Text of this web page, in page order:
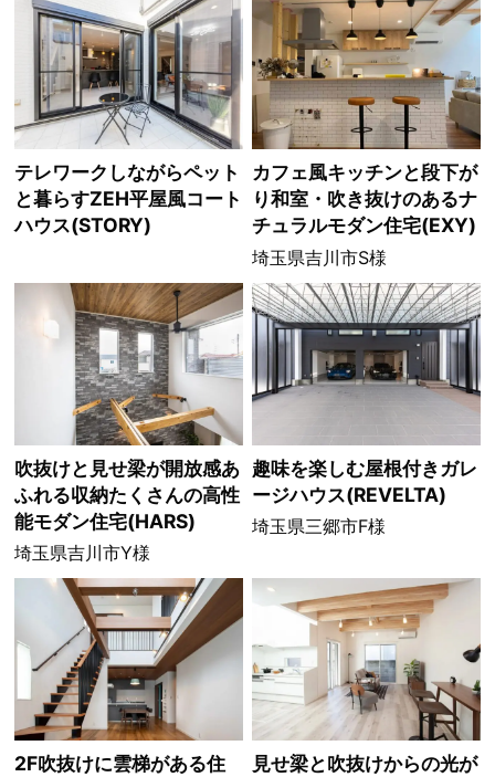
テレワークしながらペット
と暮らすZEH平屋風コート
ハウス(STORY)
カフェ風キッチンと段下が
り和室・吹き抜けのあるナ
チュラルモダン住宅(EXY)
埼玉県吉川市S様
吹抜けと見せ梁が開放感あ
ふれる収納たくさんの高性
能モダン住宅(HARS)
埼玉県吉川市Y様
趣味を楽しむ屋根付きガレ
ージハウス(REVELTA)
埼玉県三郷市F様
2F吹抜けに雲梯がある住
見せ梁と吹抜けからの光が